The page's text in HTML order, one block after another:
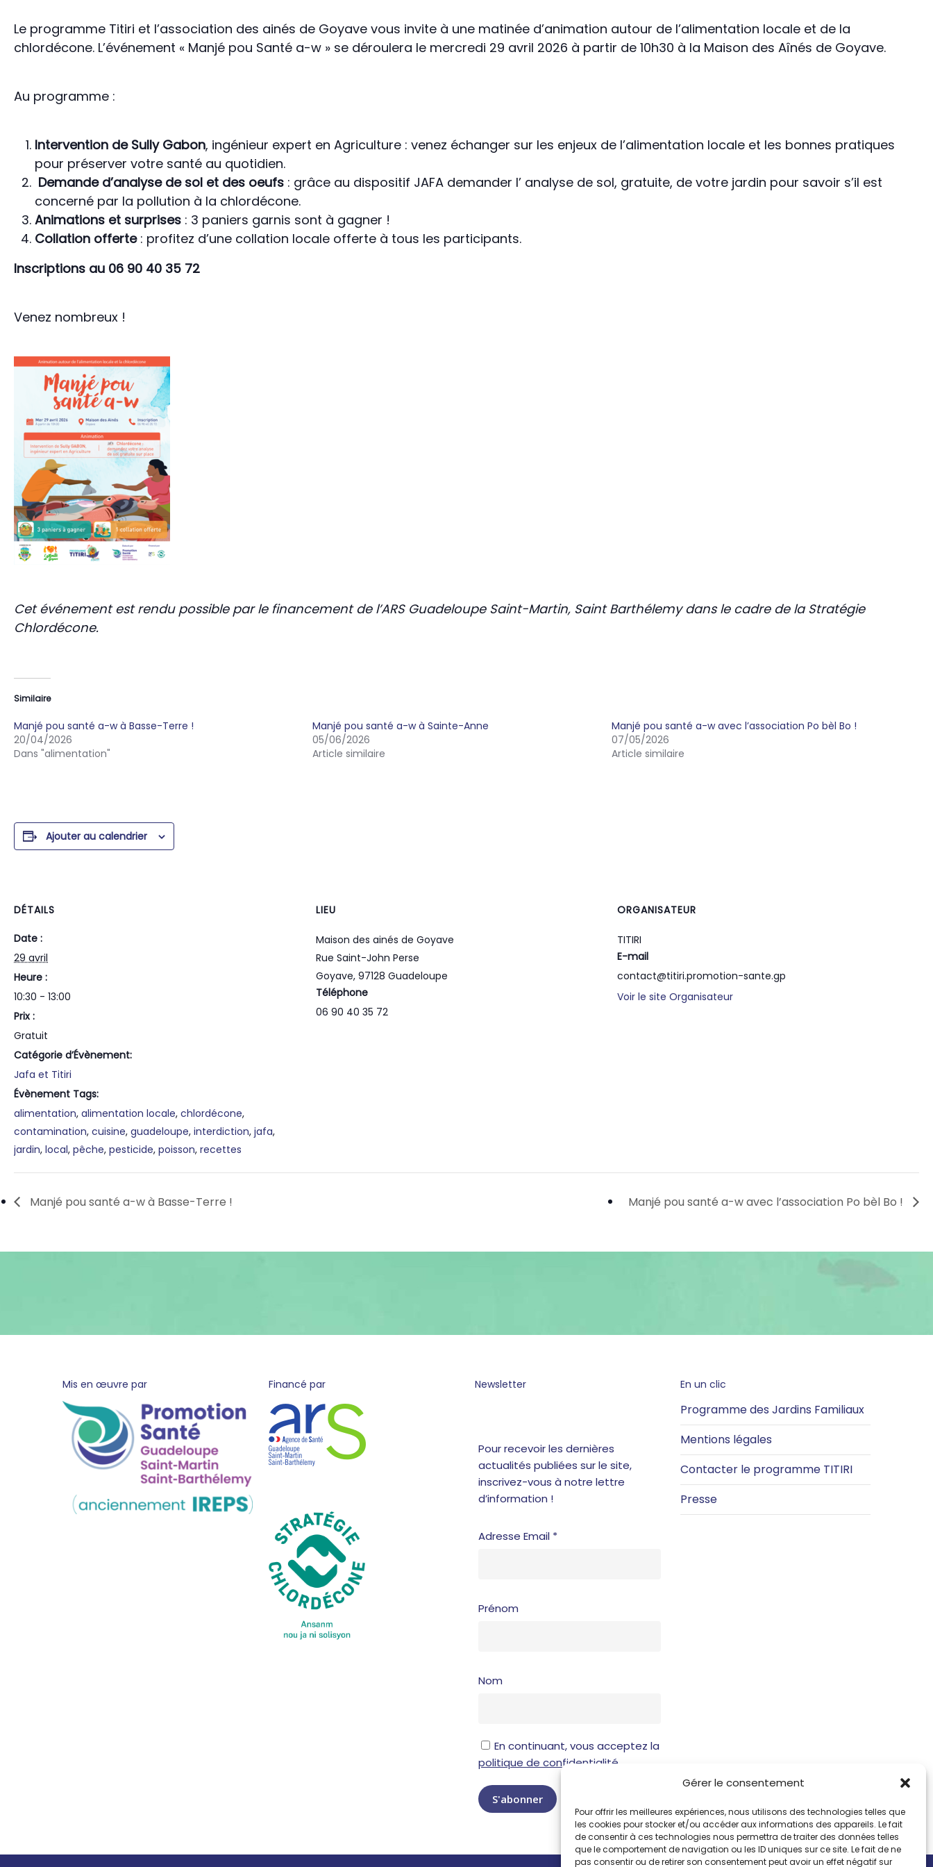
Gérer le consentement
Pour offrir les meilleures expériences, nous utilisons des technologies telles que
les cookies pour stocker et/ou accéder aux informations des appareils. Le fait
de consentir à ces technologies nous permettra de traiter des données telles
que le comportement de navigation ou les ID uniques sur ce site. Le fait de ne
pas consentir ou de retirer son consentement peut avoir un effet négatif sur
Le programme Titiri et l’association des ainés de Goyave vous invite à une matinée d’animation autour de l’alimentation locale et de la
chlordécone. L’événement « Manjé pou Santé a-w » se déroulera le mercredi 29 avril 2026 à partir de 10h30 à la Maison des Aînés de Goyave.
Au programme :
Intervention de Sully Gabon, ingénieur expert en Agriculture : venez échanger sur les enjeux de l’alimentation locale et les bonnes pratiques
pour préserver votre santé au quotidien.
Demande d’analyse de sol et des oeufs : grâce au dispositif JAFA demander l’ analyse de sol, gratuite, de votre jardin pour savoir s’il est
concerné par la pollution à la chlordécone.
Animations et surprises : 3 paniers garnis sont à gagner !
Collation offerte: profitez d’une collation locale offerte à tous les participants.
Inscriptions au 06 90 40 35 72
Venez nombreux !
Cet événement est rendu possible par le financement de l’ARS Guadeloupe Saint-Martin, Saint Barthélemy dans le cadre de la Stratégie
Chlordécone.
Similaire
Manjé pou santé a-w à Basse-Terre !
20/04/2026
Dans "alimentation"
Manjé pou santé a-w à Sainte-Anne
05/06/2026
Article similaire
Manjé pou santé a-w avec l’association Po bèl Bo !
07/05/2026
Article similaire
Ajouter au calendrier
DÉTAILS
Date :
29 avril
Heure :
10:30 - 13:00
Prix :
Gratuit
Catégorie d’Évènement:
Jafa et Titiri
Évènement Tags:
alimentation, alimentation locale, chlordécone,
contamination, cuisine, guadeloupe, interdiction, jafa,
jardin, local, pêche, pesticide, poisson, recettes
LIEU
Maison des ainés de Goyave
Rue Saint-John Perse
Goyave, 97128 Guadeloupe
Téléphone
06 90 40 35 72
ORGANISATEUR
TITIRI
E-mail
contact@titiri.promotion-sante.gp
Voir le site Organisateur
Manjé pou santé a-w à Basse-Terre ! Manjé pou santé a-w avec l’association Po bèl Bo !
pied
de
page
Mis en œuvre par Financé par Newsletter
Pour recevoir les dernières
actualités publiées sur le site,
inscrivez-vous à notre lettre
d’information !
Adresse Email *
Prénom
Nom
En continuant, vous acceptez la
politique de confidentialité
En un clic
Programme des Jardins Familiaux
Mentions légales
Contacter le programme TITIRI
Presse